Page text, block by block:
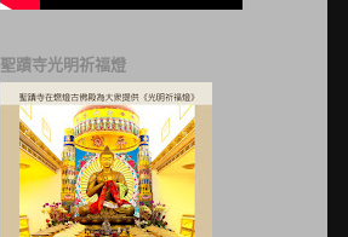
聖蹟寺光明祈福燈